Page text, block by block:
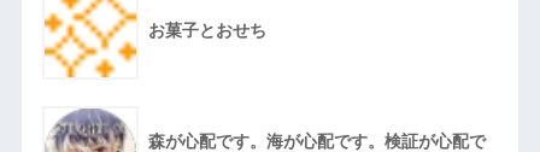
お菓子とおせち
森が心配です。海が心配です。検証が心配で